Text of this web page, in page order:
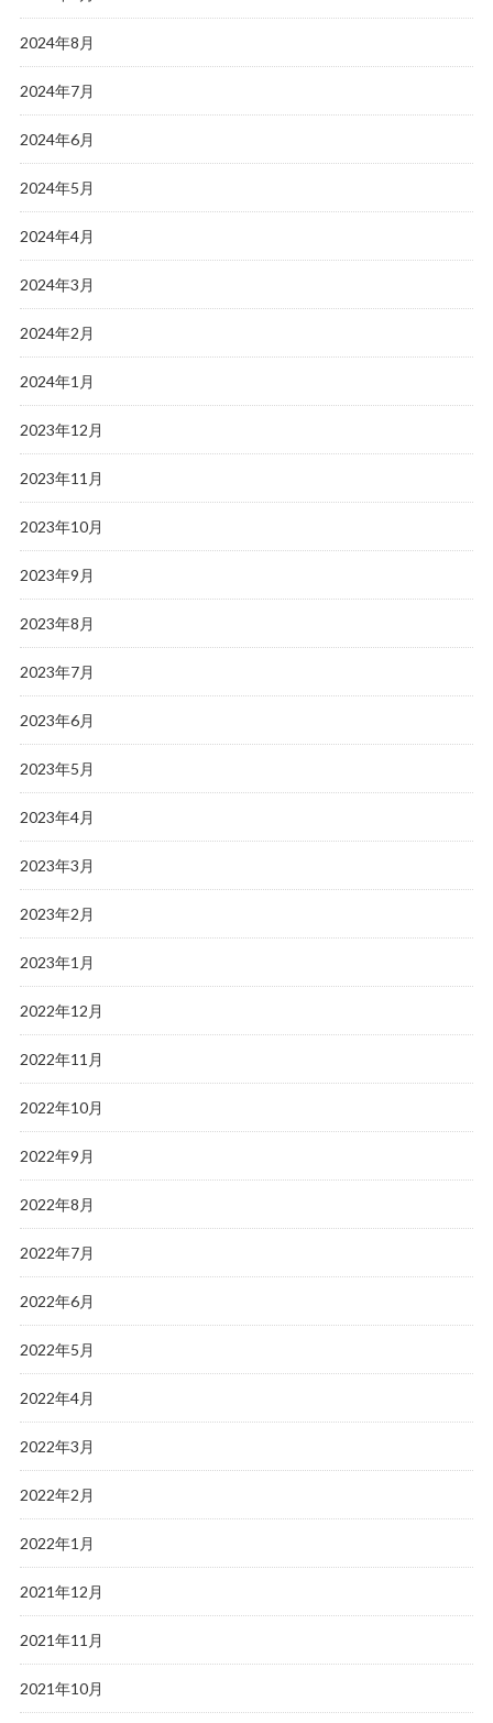
2024年8月
2024年7月
2024年6月
2024年5月
2024年4月
2024年3月
2024年2月
2024年1月
2023年12月
2023年11月
2023年10月
2023年9月
2023年8月
2023年7月
2023年6月
2023年5月
2023年4月
2023年3月
2023年2月
2023年1月
2022年12月
2022年11月
2022年10月
2022年9月
2022年8月
2022年7月
2022年6月
2022年5月
2022年4月
2022年3月
2022年2月
2022年1月
2021年12月
2021年11月
2021年10月